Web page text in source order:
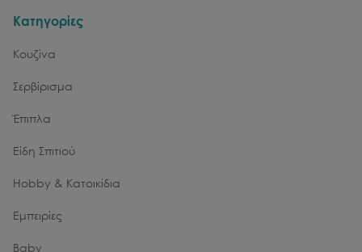
Κατηγορίες
Κουζίνα
Σερβίρισμα
Έπιπλα
Είδη Σπιτιού
Hobby & Κατοικίδια
Εμπειρίες
Baby